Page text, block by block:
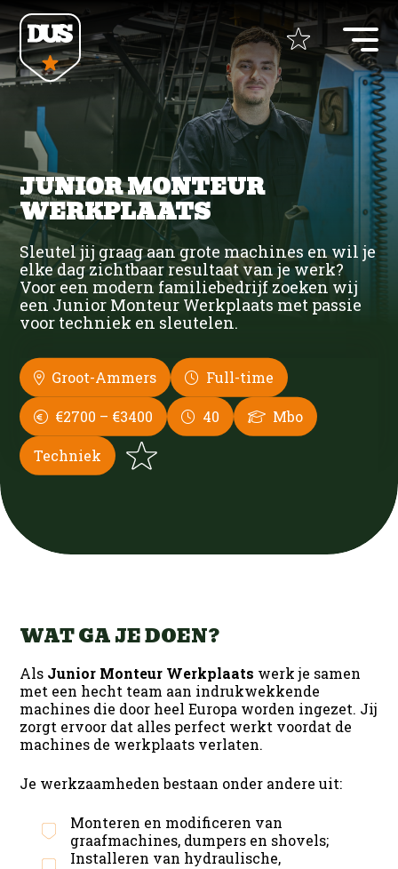
Home
+
Opdrachtgevers
Uitzenden
Detacheren
Werving & Selectie
ZZP bemiddeling
Recruitment Marketing
+
Vacatures
Bouw
Bouw UTA
Infra
Groen
Logistiek
Productie
ZZP Opdrachten
Bouw UTA
Bouw
Infra
Techniek
Nieuws
Ons team
Werken bij DUS
Silvercity Run
Contact
Contact
JUNIOR MONTEUR
WERKPLAATS
Sleutel jij graag aan grote machines en wil je
elke dag zichtbaar resultaat van je werk?
Voor een modern familiebedrijf zoeken wij
een Junior Monteur Werkplaats met passie
voor techniek en sleutelen.
Groot-Ammers Full-time
€2700 – €3400 40 Mbo
Techniek
WAT GA JE DOEN?
Als Junior Monteur Werkplaats werk je samen
met een hecht team aan indrukwekkende
machines die door heel Europa worden ingezet. Jij
zorgt ervoor dat alles perfect werkt voordat de
machines de werkplaats verlaten.
Je werkzaamheden bestaan onder andere uit:
Monteren en modificeren van
graafmachines, dumpers en shovels;
Installeren van hydraulische,